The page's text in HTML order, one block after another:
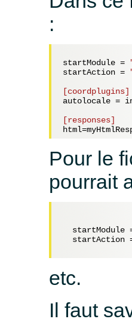
:
startModule =
startAction =
[coordplugins]
autolocale =
[responses]
html=
Pour le
pourrait
startModule
startAction
etc.
Il faut